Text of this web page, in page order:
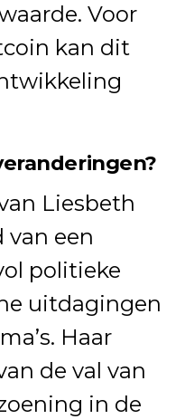
Voor
kan dit
Liesbeth
van een
politieke
uitdagingen
Haar
de val van
in de